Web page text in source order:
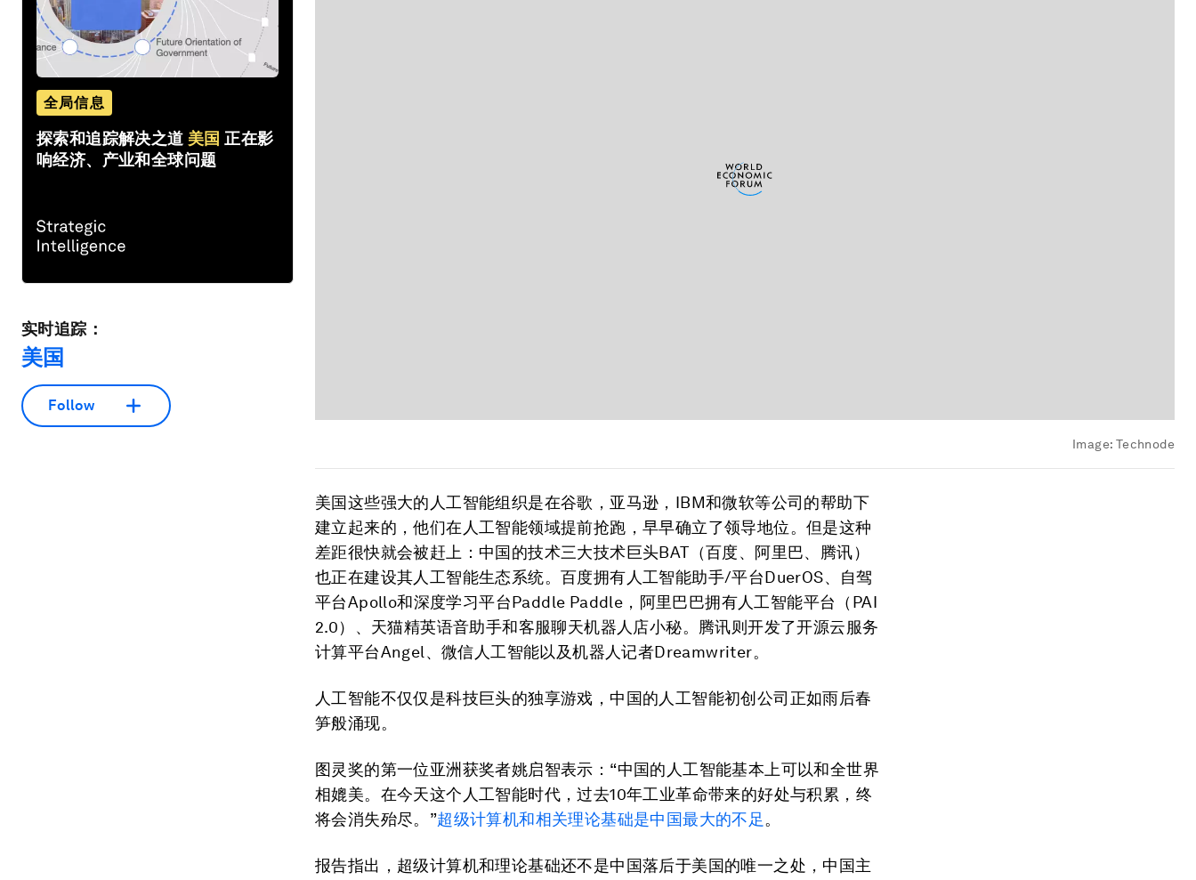
全局信息
探索和追踪解决之道 美国 正在影
响经济、产业和全球问题
实时追踪：
美国
Follow
Image: Technode
美国这些强大的人工智能组织是在谷歌，亚马逊，IBM和微软等公司的帮助下
建立起来的，他们在人工智能领域提前抢跑，早早确立了领导地位。但是这种
差距很快就会被赶上：中国的技术三大技术巨头BAT（百度、阿里巴、腾讯）
也正在建设其人工智能生态系统。百度拥有人工智能助手/平台DuerOS、自驾
平台Apollo和深度学习平台Paddle Paddle，阿里巴巴拥有人工智能平台（PAI
2.0）、天猫精英语音助手和客服聊天机器人店小秘。腾讯则开发了开源云服务
计算平台Angel、微信人工智能以及机器人记者Dreamwriter。
人工智能不仅仅是科技巨头的独享游戏，中国的人工智能初创公司正如雨后春
笋般涌现。
图灵奖的第一位亚洲获奖者姚启智表示：“中国的人工智能基本上可以和全世界
相媲美。在今天这个人工智能时代，过去10年工业革命带来的好处与积累，终
将会消失殆尽。”超级计算机和相关理论基础是中国最大的不足。
报告指出，超级计算机和理论基础还不是中国落后于美国的唯一之处，中国主